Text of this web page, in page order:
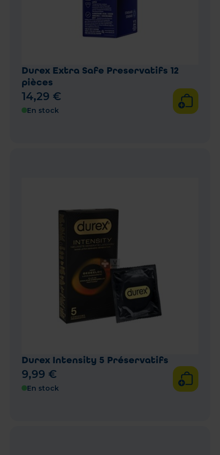
Durex Extra Safe Preservatifs 12
pièces
14,29 €
En stock
Durex Intensity 5 Préservatifs
9,99 €
En stock